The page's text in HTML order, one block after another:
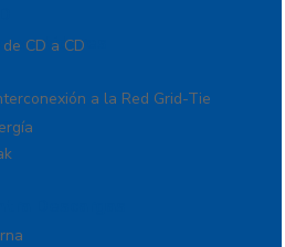
CD a CD
a la Red Grid-Tie
Descargas